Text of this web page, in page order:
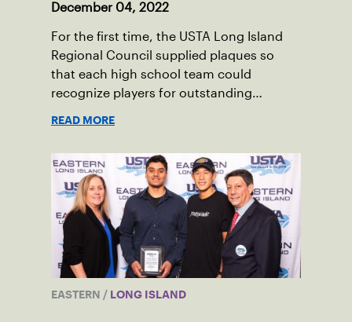
December 04, 2022
For the first time, the USTA Long Island
Regional Council supplied plaques so
that each high school team could
recognize players for outstanding
READ MORE
EASTERN / LONG ISLAND